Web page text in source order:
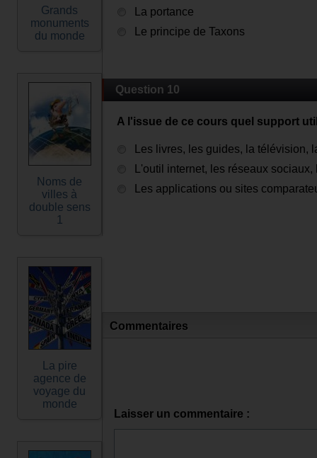
Grands
monuments
du monde
Noms de
villes à
double sens
1
La pire
agence de
voyage du
monde
La portance
Le principe de Taxons
Question 10
A l'issue de ce cours quel support
Les livres, les guides, la télévision,
L'outil internet, les réseaux
Les applications ou sites
Commentaires
Laisser un commentaire :